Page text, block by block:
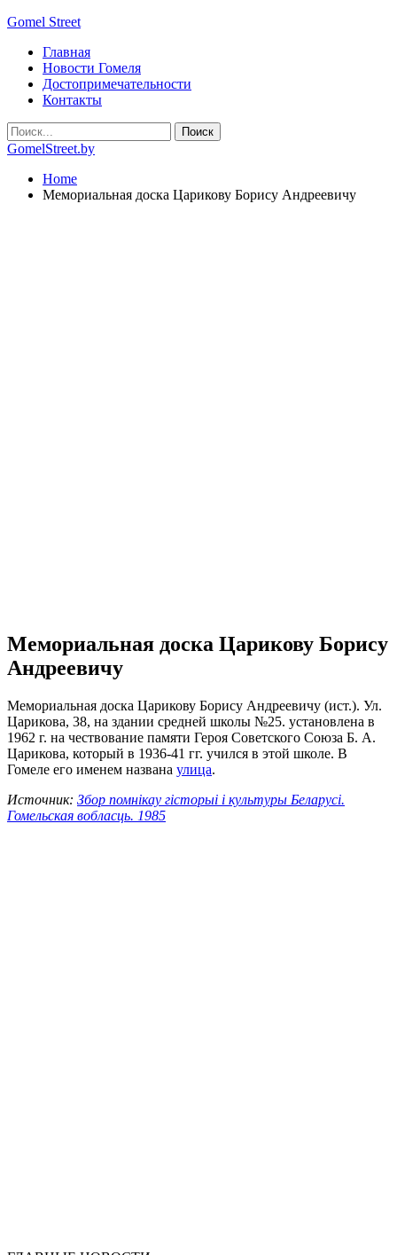
Gomel Street
Главная
Новости Гомеля
Достопримечательности
Контакты
GomelStreet.by
Home
Мемориальная доска Царикову Борису Андреевичу
Мемориальная доска Царикову Борису
Андреевичу
Мемориальная доска Царикову Борису Андреевичу (ист.). Ул.
Царикова, 38, на здании средней школы №25. установлена в
1962 г. на чествование памяти Героя Советского Союза Б. А.
Царикова, который в 1936-41 гг. учился в этой школе. В
Гомеле его именем названа улица.
Источник: Збор помнiкау гicтoрыi i культуры Беларусi.
Гомельская вобласць. 1985